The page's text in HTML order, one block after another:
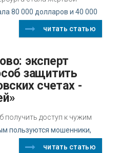
80 000 долларов и 40 000
читать статью
защитить
счетах -
доступ к чужим
пользуются мошенники,
читать статью